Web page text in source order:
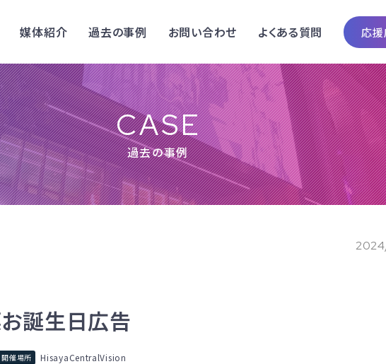
媒体紹介 過去の事例 お問い合わせ よくある質問 応援
CASE
過去の事例
誕生日広告
HisayaCentralVision